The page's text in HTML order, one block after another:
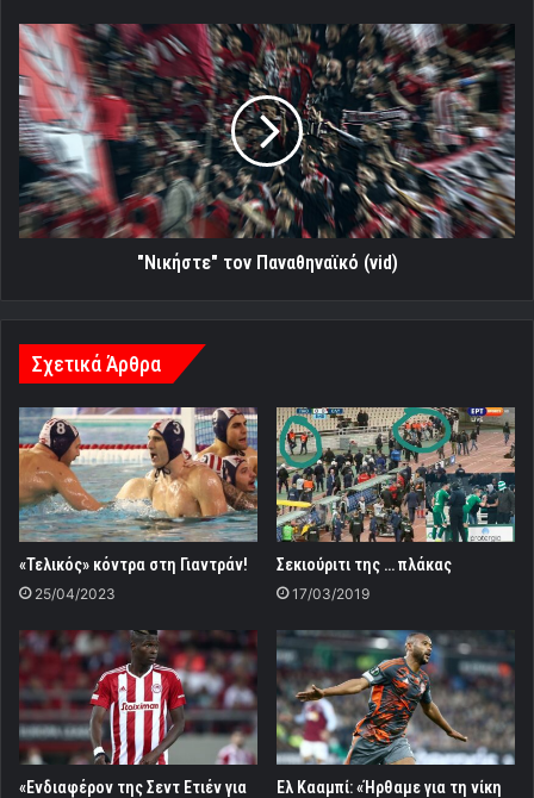
"Νικήστε"
τον
Παναθηναϊκό
(vid)
"Νικήστε" τον Παναθηναϊκό (vid)
Σχετικά Άρθρα
«Τελικός» κόντρα στη Γιαντράν!
25/04/2023
Σεκιούριτι της … πλάκας
17/03/2019
«Ενδιαφέρον της Σεντ Ετιέν για
Ελ Κααμπί: «Ήρθαμε για τη νίκη